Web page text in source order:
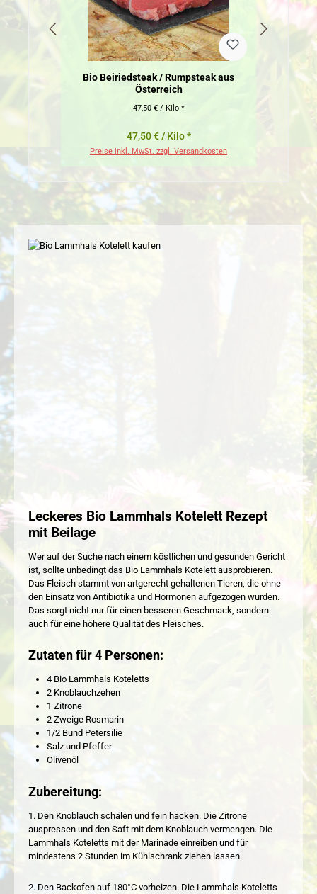
Bio Beiriedsteak / Rumpsteak aus
Österreich
47,50 € / Kilo *
47,50 € / Kilo *
Preise inkl. MwSt. zzgl. Versandkosten
Leckeres Bio Lammhals Kotelett Rezept
mit Beilage
Wer auf der Suche nach einem köstlichen und gesunden Gericht
ist, sollte unbedingt das Bio Lammhals Kotelett ausprobieren.
Das Fleisch stammt von artgerecht gehaltenen Tieren, die ohne
den Einsatz von Antibiotika und Hormonen aufgezogen wurden.
Das sorgt nicht nur für einen besseren Geschmack, sondern
auch für eine höhere Qualität des Fleisches.
Zutaten für 4 Personen:
4 Bio Lammhals Koteletts
2 Knoblauchzehen
1 Zitrone
2 Zweige Rosmarin
1/2 Bund Petersilie
Salz und Pfeffer
Olivenöl
Zubereitung:
1. Den Knoblauch schälen und fein hacken. Die Zitrone
auspressen und den Saft mit dem Knoblauch vermengen. Die
Lammhals Koteletts mit der Marinade einreiben und für
mindestens 2 Stunden im Kühlschrank ziehen lassen.
2. Den Backofen auf 180°C vorheizen. Die Lammhals Koteletts